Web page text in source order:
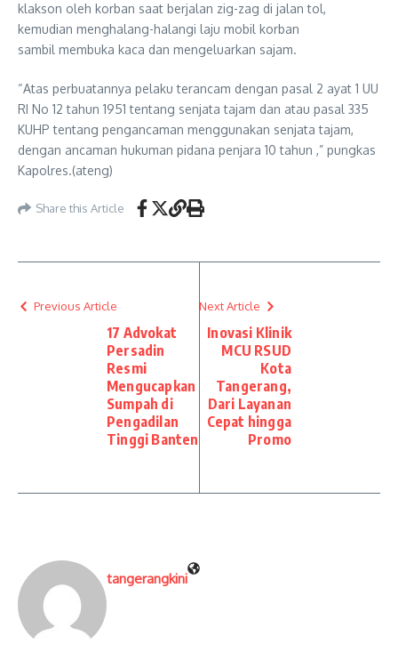
klakson oleh korban saat berjalan zig-zag di jalan tol,
kemudian menghalang-halangi laju mobil korban
sambil membuka kaca dan mengeluarkan sajam.
“Atas perbuatannya pelaku terancam dengan pasal 2 ayat 1 UU
RI No 12 tahun 1951 tentang senjata tajam dan atau pasal 335
KUHP tentang pengancaman menggunakan senjata tajam,
dengan ancaman hukuman pidana penjara 10 tahun ,” pungkas
Kapolres.(ateng)
Share this Article
Previous Article
17 Advokat
Persadin
Resmi
Mengucapkan
Sumpah di
Pengadilan
Tinggi Banten
Next Article
Inovasi Klinik
MCU RSUD
Kota
Tangerang,
Dari Layanan
Cepat hingga
Promo
tangerangkini